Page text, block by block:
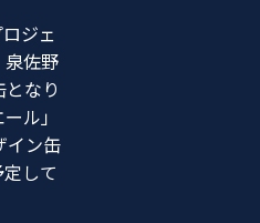
ジェ
泉佐野
なり
ル」
イン缶
して